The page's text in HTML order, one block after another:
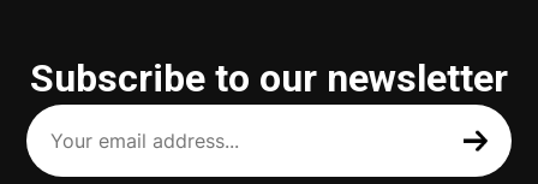
Subscribe to our newsletter
Your
email
address
(Required)